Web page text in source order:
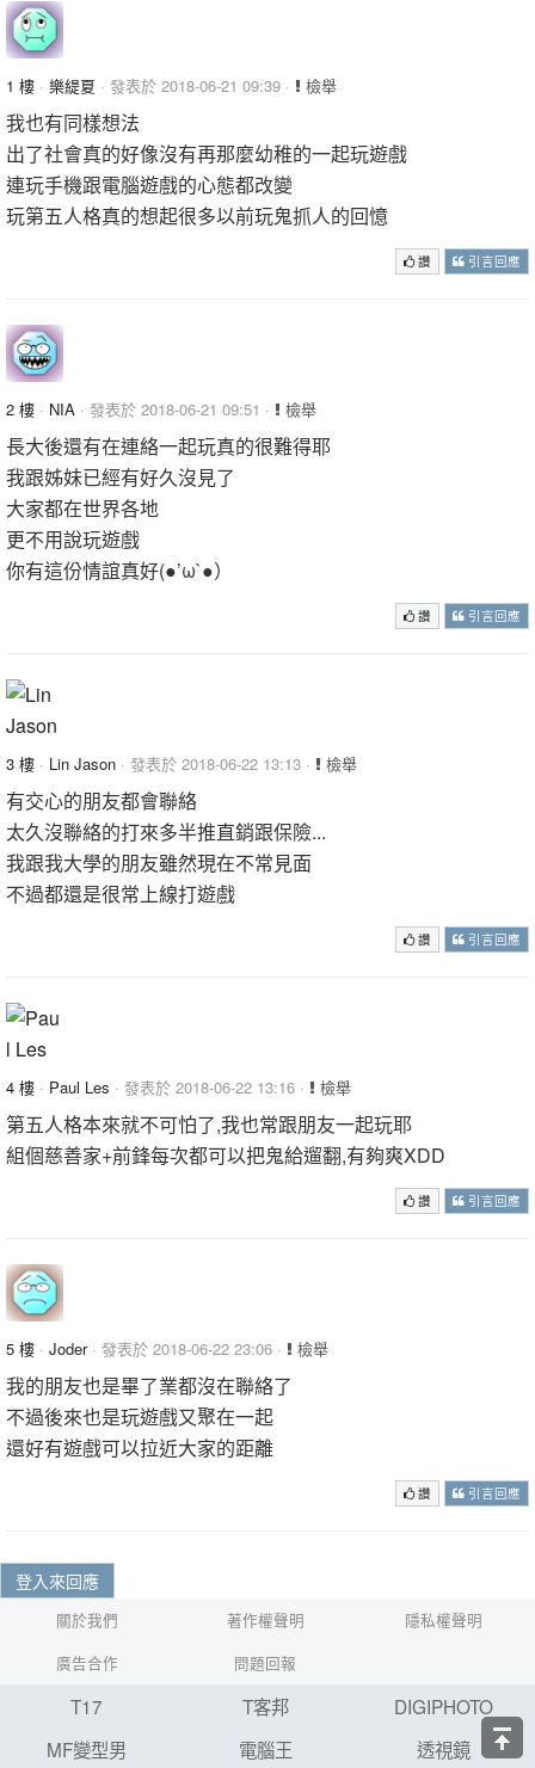
1 樓 · 樂緹夏 · 發表於 2018-06-21 09:39 · 檢舉
我也有同樣想法
出了社會真的好像沒有再那麼幼稚的一起玩遊戲
連玩手機跟電腦遊戲的心態都改變
玩第五人格真的想起很多以前玩鬼抓人的回憶
讚 引言回應
2 樓 · NIA · 發表於 2018-06-21 09:51 · 檢舉
長大後還有在連絡一起玩真的很難得耶
我跟姊妹已經有好久沒見了
大家都在世界各地
更不用說玩遊戲
你有這份情誼真好(●’ω`●）
讚 引言回應
3 樓 · Lin Jason · 發表於 2018-06-22 13:13 · 檢舉
有交心的朋友都會聯絡
太久沒聯絡的打來多半推直銷跟保險...
我跟我大學的朋友雖然現在不常見面
不過都還是很常上線打遊戲
讚 引言回應
4 樓 · Paul Les · 發表於 2018-06-22 13:16 · 檢舉
第五人格本來就不可怕了,我也常跟朋友一起玩耶
組個慈善家+前鋒每次都可以把鬼給遛翻,有夠爽XDD
讚 引言回應
5 樓 · Joder· 發表於 2018-06-22 23:06 · 檢舉
我的朋友也是畢了業都沒在聯絡了
不過後來也是玩遊戲又聚在一起
還好有遊戲可以拉近大家的距離
讚 引言回應
登入來回應
關於我們 著作權聲明
隱私權聲明
廣告合作
問題回報
T17 T客邦
DIGIPHOTO
MF變型男
電腦王 透視鏡